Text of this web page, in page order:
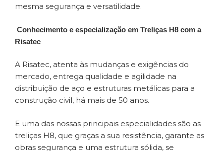
mesma segurança e versatilidade.
Conhecimento e especialização em Treliças H8 com a
Risatec
A Risatec, atenta às mudanças e exigências do
mercado, entrega qualidade e agilidade na
distribuição de aço e estruturas metálicas para a
construção civil, há mais de 50 anos.
E uma das nossas principais especialidades são as
treliças H8, que graças a sua resistência, garante as
obras segurança e uma estrutura sólida, se